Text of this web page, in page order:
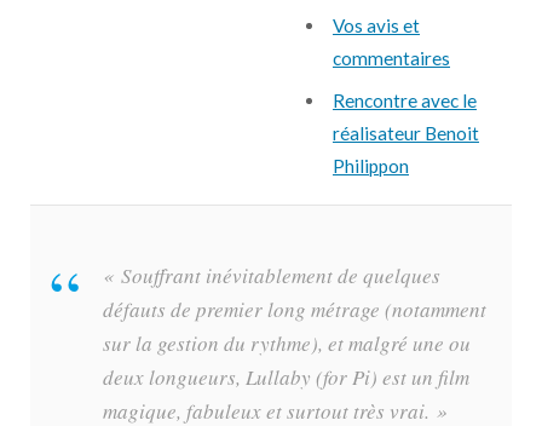
Vos avis et
commentaires
Rencontre avec le
réalisateur Benoit
Philippon
« Souffrant inévitablement de quelques
défauts de premier long métrage (notamment
sur la gestion du rythme), et malgré une ou
deux longueurs, Lullaby (for Pi) est un film
magique, fabuleux et surtout très vrai. »